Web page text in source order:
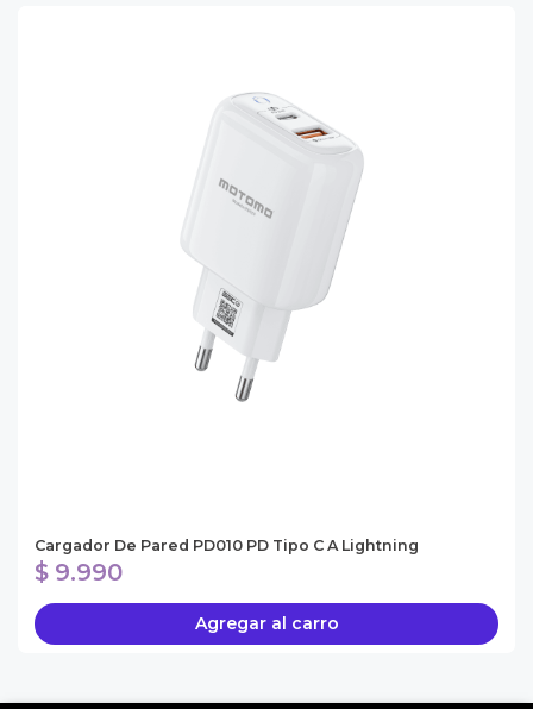
Cargador De Pared PD010 PD Tipo C A Lightning
$ 9.990
Agregar al carro